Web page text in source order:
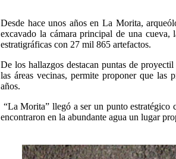
Desde hace unos años en La Morita,
excavado la cámara principal de una
estratigráficas con 27 mil 865 artefactos.
De los hallazgos destacan puntas de
las áreas vecinas, permite proponer que las
años.
“La Morita” llegó a ser un punto estratégico
encontraron en la abundante agua un lugar